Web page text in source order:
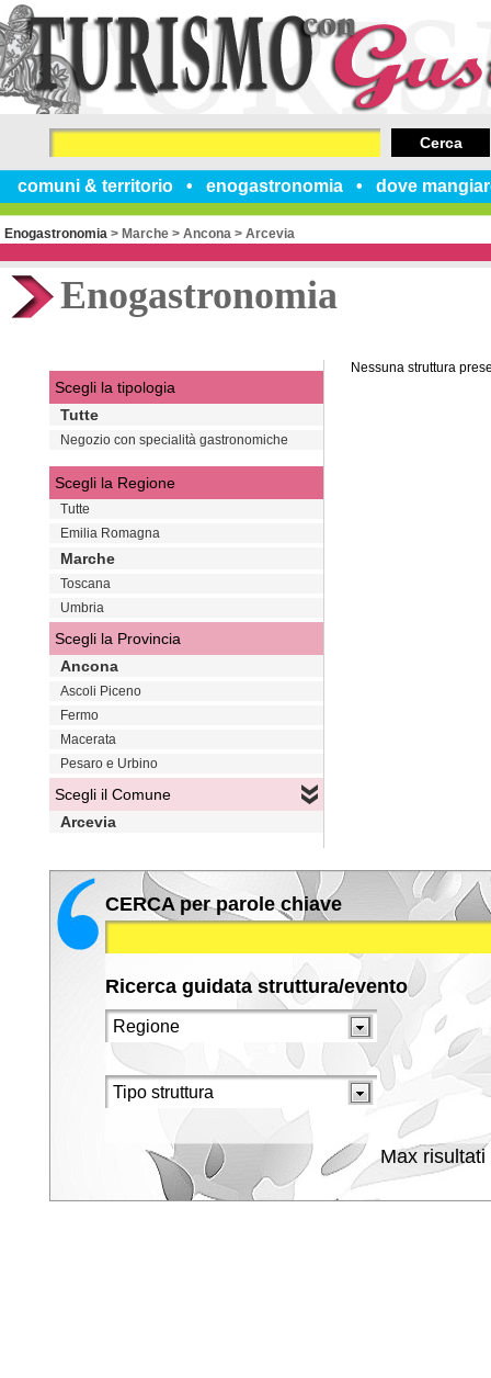
comuni & territorio enogastronomia dove
Cerca
Enogastronomia > Marche > Ancona > Arcevia
Enogastronomia
Nessuna struttura
Scegli la tipologia
Tutte
Negozio con specialità gastronomiche
Scegli la Regione
Tutte
Emilia Romagna
Marche
Toscana
Umbria
Scegli la Provincia
Ancona
Ascoli Piceno
Fermo
Macerata
Pesaro e Urbino
Scegli il Comune
Arcevia
CERCA per parole chiave
Ricerca guidata struttura/evento
Max risultati